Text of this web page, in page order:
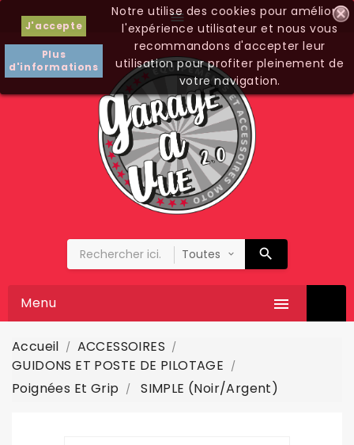

J'accepte
Plus
d'informations
Notre utilise des cookies pour améliorer
l'expérience utilisateur et nous vous
recommandons d'accepter leur
utilisation pour profiter pleinement de
votre navigation.

Menu
Accueil
ACCESSOIRES
GUIDONS ET POSTE DE PILOTAGE
Poignées Et Grip
SIMPLE (noir/argent)